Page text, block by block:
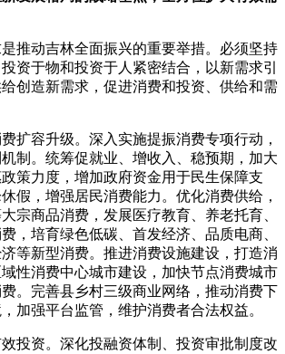
动吉林全面振兴的重要举措。必须坚持
资于物和投资于人紧密结合，以新需求引
创造新需求，促进消费和投资、供给和需
容升级。深入实施提振消费专项行动，
制。统筹促就业、增收入、稳预期，加大
策力度，增加政府资金用于民生保障支
假，增强居民消费能力。优化消费供给，
宗商品消费，发展医疗教育、养老托育、
，培育绿色低碳、首发经济、品质电商、
等新型消费。推进消费设施建设，打造消
性消费中心城市建设，加快节点消费城市
。完善县乡村三级商业网络，推动消费下
加强平台监管，维护消费者合法权益。
资。深化投融资体制、投资审批制度改